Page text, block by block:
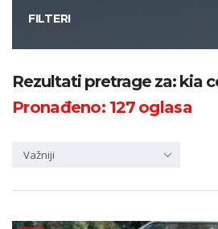
FILTERI
Kategorija
PRETRAŽI
Rezultati pretrage za: kia
Pronađeno: 127oglasa
Važniji